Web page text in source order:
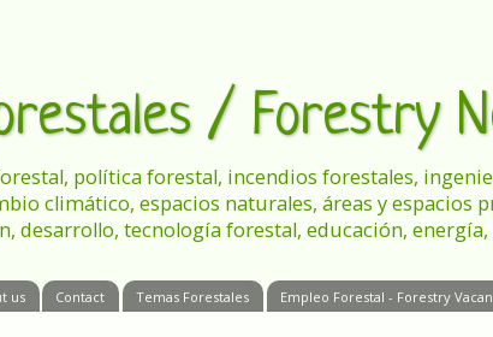
/ Forestry
política forestal, incendios forestales,
climático, espacios naturales, áreas y espacios
desarrollo, tecnología forestal, educación,
us Contact Temas Forestales Empleo Forestal - Forestry